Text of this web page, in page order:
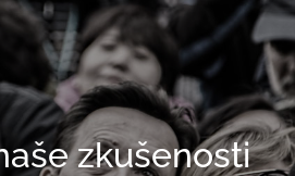
zkušenosti